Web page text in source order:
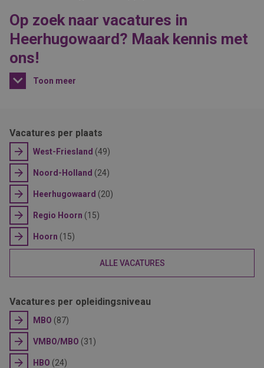
Op zoek naar vacatures in
Heerhugowaard? Maak kennis met
ons!
Toon meer
Vacatures per plaats
West-Friesland (49)
Noord-Holland (24)
Heerhugowaard (20)
Regio Hoorn (15)
Hoorn (15)
ALLE VACATURES
Vacatures per opleidingsniveau
MBO (87)
VMBO/MBO (31)
HBO (24)